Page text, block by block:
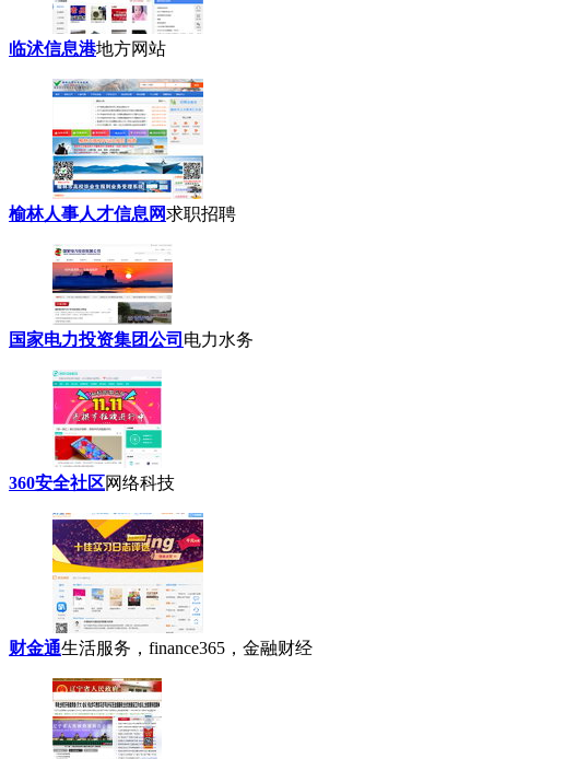
临沭信息港地方网站
榆林人事人才信息网求职招聘
国家电力投资集团公司 电力水务
360安全社区网络科技
财金通生活服务，finance365，金融财经